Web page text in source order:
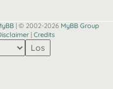
| © 2002-2026 MyBB Group
| Credits
Los